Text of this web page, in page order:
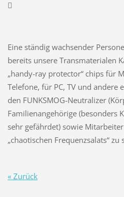

Eine ständig wachsender
bereits unsere Transmaterialen
„handy-ray protector“ chips für
Telefone, für PC, TV und andere
den FUNKSMOG-Neutralizer
Familienangehörige (besonders
sehr gefährdet) sowie
„chaotischen Frequenzsalats“ zu
« Zurück